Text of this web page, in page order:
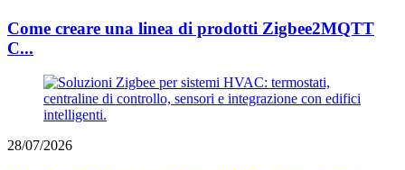
Come creare una linea di prodotti Zigbee2MQTT
C...
28/07/2026